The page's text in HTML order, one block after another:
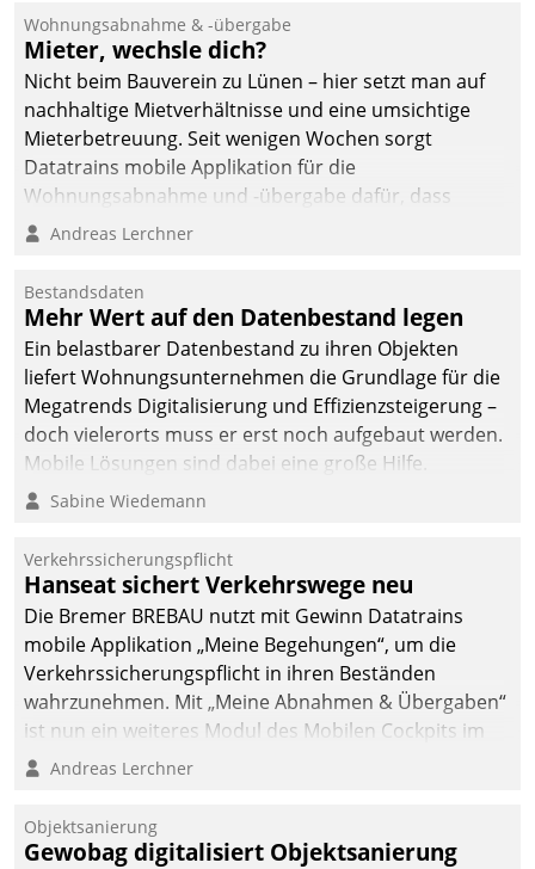
Ressort Kapitalanlage für
künftige Aufgaben und
Herausforderungen
gerüstet.
Wohnungsabnahme & -übergabe
Mieter, wechsle dich?
Nicht beim Bauverein zu Lünen – hier setzt man auf
nachhaltige Mietverhältnisse und eine umsichtige
Mieterbetreuung. Seit wenigen Wochen sorgt
Datatrains mobile Applikation für die
Wohnungsabnahme und -übergabe dafür, dass
Mieter wohlgeordnet kommen und, so es sein muss,
Andreas Lerchner
Bestandsdaten
Mehr Wert auf den Datenbestand legen
Ein belastbarer Datenbestand zu ihren Objekten
liefert Wohnungsunternehmen die Grundlage für die
Megatrends Digitalisierung und Effizienzsteigerung –
doch vielerorts muss er erst noch aufgebaut werden.
Mobile Lösungen sind dabei eine große Hilfe.
Sabine Wiedemann
Verkehrssicherungspflicht
Hanseat sichert Verkehrswege neu
Die Bremer BREBAU nutzt mit Gewinn Datatrains
mobile Applikation „Meine Begehungen“, um die
Verkehrssicherungspflicht in ihren Beständen
wahrzunehmen. Mit „Meine Abnahmen & Übergaben“
ist nun ein weiteres Modul des Mobilen Cockpits im
Einsatz.
Andreas Lerchner
Objektsanierung
Gewobag digitalisiert Objektsanierung